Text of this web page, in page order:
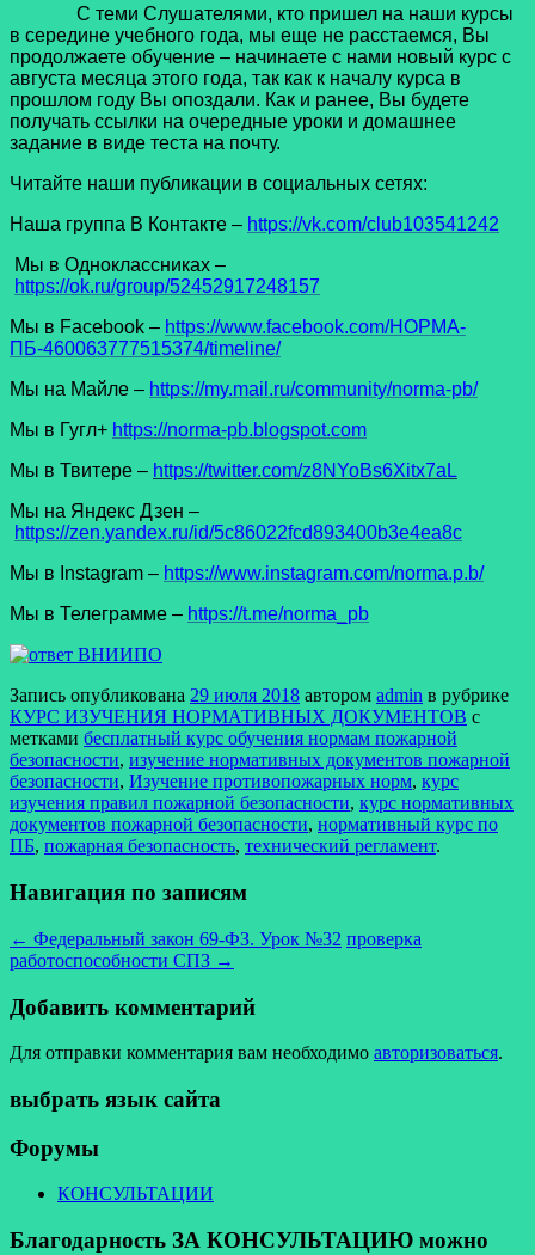
С теми Слушателями, кто пришел на наши курсы
в середине учебного года, мы еще не расстаемся, Вы
продолжаете обучение – начинаете с нами новый курс с
августа месяца этого года, так как к началу курса в
прошлом году Вы опоздали. Как и ранее, Вы будете
получать ссылки на очередные уроки и домашнее
задание в виде теста на почту.
Читайте наши публикации в социальных сетях:
Наша группа В Контакте – https://vk.com/club103541242
Мы в Одноклассниках –
https://ok.ru/group/52452917248157
Мы в Facеbook – https://www.facebook.com/НОРМА-
ПБ-460063777515374/timeline/
Мы на Майле – https://my.mail.ru/community/norma-pb/
Мы в Гугл+ https://norma-pb.blogspot.com
Мы в Твитере – https://twitter.com/z8NYoBs6Xitx7aL
Мы на Яндекс Дзен –
https://zen.yandex.ru/id/5c86022fcd893400b3e4ea8c
Мы в Instagram – https://www.instagram.com/norma.p.b/
Мы в Телеграмме – https://t.me/norma_pb
Запись опубликована 29 июля 2018 автором admin в рубрике
КУРС ИЗУЧЕНИЯ НОРМАТИВНЫХ ДОКУМЕНТОВ с
метками бесплатный курс обучения нормам пожарной
безопасности, изучение нормативных документов пожарной
безопасности, Изучение противопожарных норм, курс
изучения правил пожарной безопасности, курс нормативных
документов пожарной безопасности, нормативный курс по
ПБ, пожарная безопасность, технический регламент.
Навигация по записям
← Федеральный закон 69-ФЗ. Урок №32 проверка
работоспособности СПЗ →
Добавить комментарий
Для отправки комментария вам необходимо авторизоваться.
выбрать язык сайта
Форумы
КОНСУЛЬТАЦИИ
Благодарность ЗА КОНСУЛЬТАЦИЮ можно